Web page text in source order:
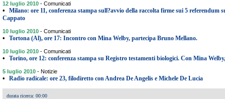
12 luglio 2010 - Comunicati
•
Milano: ore 11, conferenza stampa sull?avvio della raccolta firme sui 5 referendum
Cappato
10 luglio 2010 - Comunicati
• Tortona (Al), ore 17: Incontro con Mina Welby, partecipa Bruno Mellano.
10 luglio 2010 - Comunicati
• Torino, ore 12: conferenza stampa su Registro testamenti biologici. Con Mina
5 luglio 2010 - Notizie
• Radio radicale: ore 23, filodiretto con Andrea De Angelis e Michele De Lucia
durata ricerca: 00:00